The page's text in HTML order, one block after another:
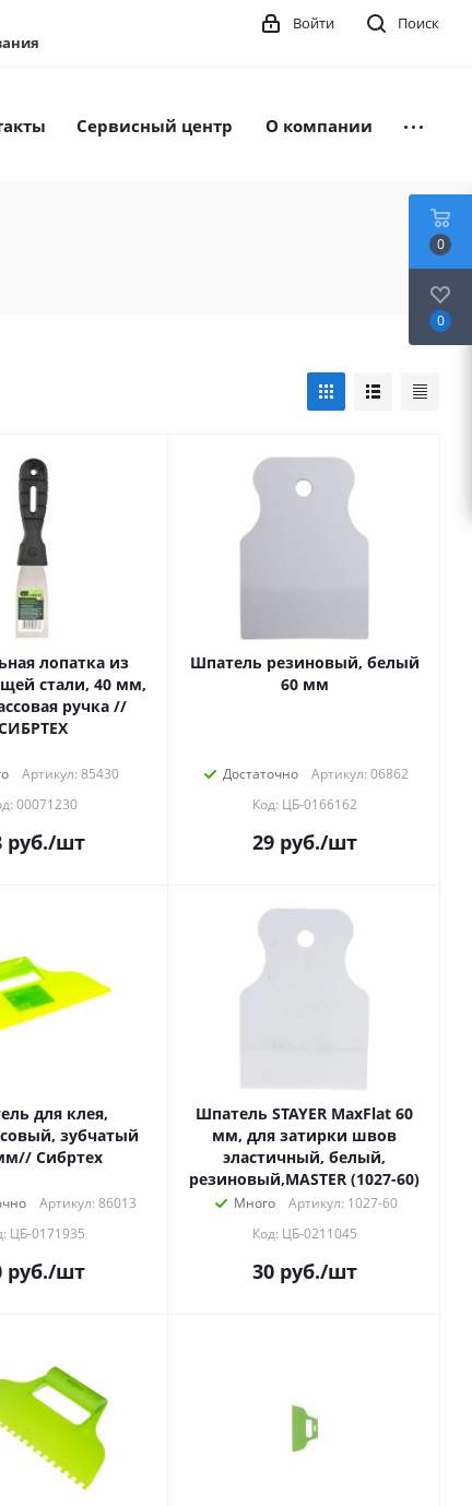
Поиск
Войти
Сервисный центр О компании
лопатка из
стали, 40 мм,
ручка //
Артикул: 85430
00071230
руб./шт
Шпатель резиновый, белый
60 мм
Достаточно
Артикул: 06862
Код: ЦБ-0166162
29руб./шт
для клея,
зубчатый
Сибртех
Артикул: 86013
ЦБ-0171935
руб./шт
Шпатель STAYER MaxFlat 60
мм, для затирки швов
эластичный, белый,
резиновый,MASTER (1027-60)
Много
Артикул: 1027-60
Код: ЦБ-0211045
30руб./шт
0
0